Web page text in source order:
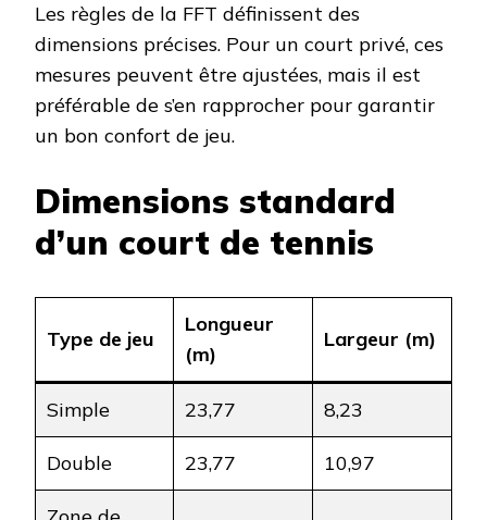
Les règles de la FFT définissent des
dimensions précises. Pour un court privé, ces
mesures peuvent être ajustées, mais il est
préférable de s’en rapprocher pour garantir
un bon confort de jeu.
Dimensions standard
d’un court de tennis
Type de jeu
Longueur
(m)
Largeur (m)
Simple 23,77 8,23
Double 23,77 10,97